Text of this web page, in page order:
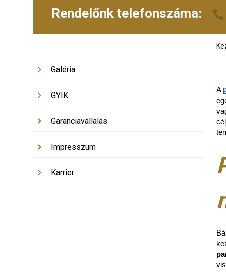
Rendelőnk telefonszáma:
Galéria
GYIK
Garanciavállalás
Impresszum
Karrier
A